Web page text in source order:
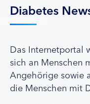
Diabetes
Das Internetportal
sich an Menschen
Angehörige sowie
die Menschen mit